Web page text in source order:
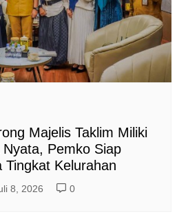
Majelis Taklim Miliki
Pemko Siap
Tingkat Kelurahan
8, 2026 0